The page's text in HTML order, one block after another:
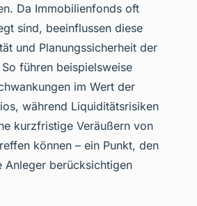
Da Immobilienfonds oft
sind, beeinflussen diese
und Planungssicherheit der
führen beispielsweise
im Wert der
während Liquiditätsrisiken
kurzfristige Veräußern von
können – ein Punkt, den
Anleger berücksichtigen